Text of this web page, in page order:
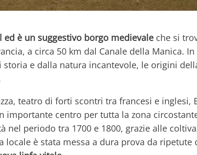
ed è un suggestivo borgo medievale che si
a circa 50 km dal Canale della Manica.
storia e dalla natura incantevole, le origini
teatro di forti scontri tra francesi e inglesi,
importante centro per tutta la zona
nel periodo tra 1700 e 1800, grazie alle
locale è stata messa a dura prova da ripetute